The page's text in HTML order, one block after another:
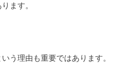
ます。
う理由も重要ではあります。